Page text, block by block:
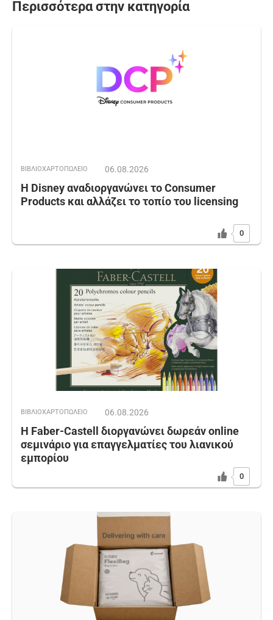
Περισσότερα στην κατηγορία
ΒΙΒΛΙΟΧΑΡΤΟΠΩΛΕΙΟ 06.08.2026
Η Disney αναδιοργανώνει το Consumer
Products και αλλάζει το τοπίο του licensing
0
ΒΙΒΛΙΟΧΑΡΤΟΠΩΛΕΙΟ 06.08.2026
Η Faber-Castell διοργανώνει δωρεάν online
σεμινάριο για επαγγελματίες του λιανικού
εμπορίου
0